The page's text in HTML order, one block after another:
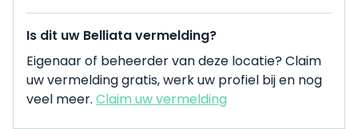
Is dit uw Belliata vermelding?
Eigenaar of beheerder van deze locatie? Claim
uw vermelding gratis, werk uw profiel bij en nog
veel meer. Claim uw vermelding